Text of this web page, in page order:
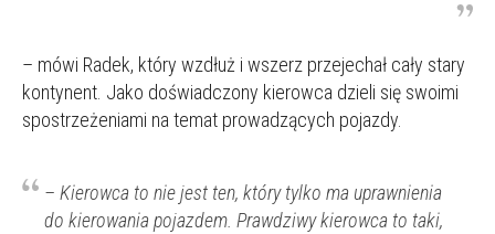
– mówi Radek, który wzdłuż i wszerz przejechał cały stary
kontynent. Jako doświadczony kierowca dzieli się swoimi
spostrzeżeniami na temat prowadzących pojazdy.
– Kierowca to nie jest ten, który tylko ma uprawnienia
do kierowania pojazdem. Prawdziwy kierowca to taki,